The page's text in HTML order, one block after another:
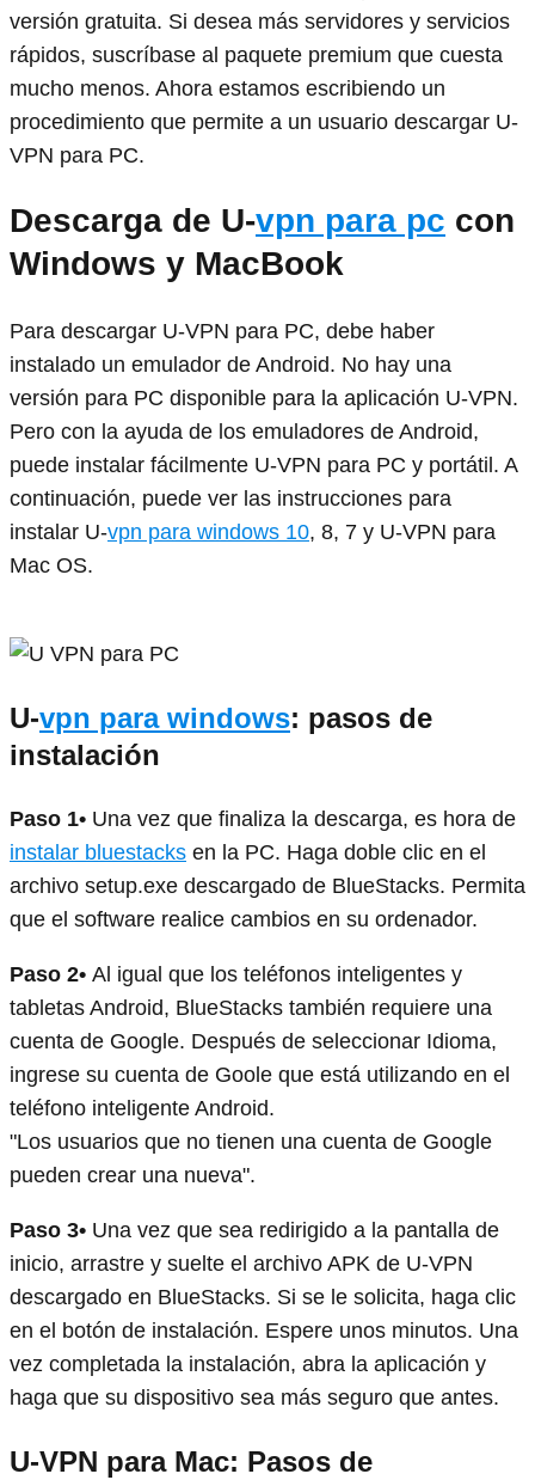
versión gratuita. Si desea más servidores y servicios
rápidos, suscríbase al paquete premium que cuesta
mucho menos. Ahora estamos escribiendo un
procedimiento que permite a un usuario descargar U-
VPN para PC.
Descarga de U-vpn para pc con
Windows y MacBook
Para descargar U-VPN para PC, debe haber
instalado un emulador de Android. No hay una
versión para PC disponible para la aplicación U-VPN.
Pero con la ayuda de los emuladores de Android,
puede instalar fácilmente U-VPN para PC y portátil. A
continuación, puede ver las instrucciones para
instalar U-vpn para windows 10, 8, 7 y U-VPN para
Mac OS.
U-vpn para windows: pasos de
instalación
Paso 1• Una vez que finaliza la descarga, es hora de
instalar bluestacks en la PC. Haga doble clic en el
archivo setup.exe descargado de BlueStacks. Permita
que el software realice cambios en su ordenador.
Paso 2• Al igual que los teléfonos inteligentes y
tabletas Android, BlueStacks también requiere una
cuenta de Google. Después de seleccionar Idioma,
ingrese su cuenta de Goole que está utilizando en el
teléfono inteligente Android.
"Los usuarios que no tienen una cuenta de Google
pueden crear una nueva".
Paso 3• Una vez que sea redirigido a la pantalla de
inicio, arrastre y suelte el archivo APK de U-VPN
descargado en BlueStacks. Si se le solicita, haga clic
en el botón de instalación. Espere unos minutos. Una
vez completada la instalación, abra la aplicación y
haga que su dispositivo sea más seguro que antes.
U-VPN para Mac: Pasos de